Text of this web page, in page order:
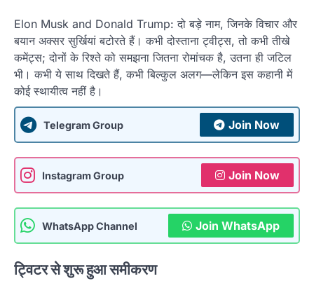
Elon Musk and Donald Trump: दो बड़े नाम, जिनके विचार और
बयान अक्सर सुर्खियां बटोरते हैं। कभी दोस्ताना ट्वीट्स, तो कभी तीखे
कमेंट्स; दोनों के रिश्ते को समझना जितना रोमांचक है, उतना ही जटिल
भी। कभी ये साथ दिखते हैं, कभी बिल्कुल अलग—लेकिन इस कहानी में
कोई स्थायीत्व नहीं है।
Telegram Group Join Now
Instagram Group Join Now
WhatsApp Channel Join WhatsApp
ट्विटर से शुरू हुआ समीकरण